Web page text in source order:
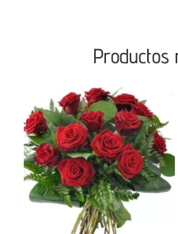
Productos